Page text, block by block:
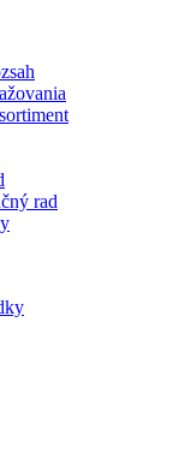
rad